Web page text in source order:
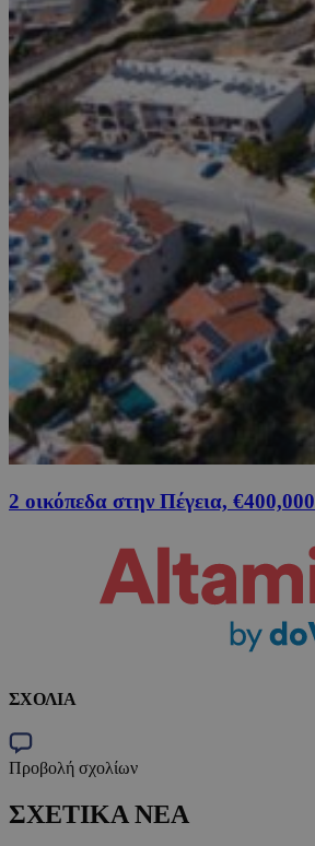
2 οικόπεδα στην Πέγεια, €400,000
ΣΧΟΛΙΑ
Προβολή σχολίων
ΣΧΕΤΙΚΑ ΝΕΑ